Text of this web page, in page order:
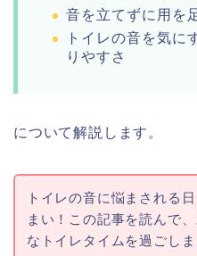
音を立てずに用を
トイレの音を気に
りやすさ
について解説します。
トイレの音に悩まされる
まい！ この記事を読んで
なトイレタイムを過ごしま